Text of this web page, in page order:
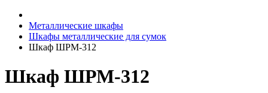
Металлические шкафы
Шкафы металлические для сумок
Шкаф ШРМ-312
Шкаф ШРМ-312